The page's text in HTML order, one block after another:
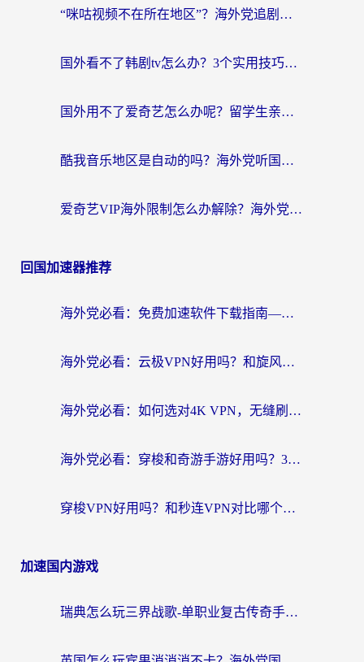
“咪咕视频不在所在地区”？海外党追剧看片、炒股的救星来了！
国外看不了韩剧tv怎么办？3个实用技巧解决海外追剧难题（附书旗小说&社保查询攻略）
国外用不了爱奇艺怎么办呢？留学生亲测有效的回国加速方案
酷我音乐地区是自动的吗？海外党听国内音乐看视频的真实解决方案
爱奇艺VIP海外限制怎么办解除？海外党追剧看片的终极解决方案
回国加速器推荐
海外党必看：免费加速软件下载指南——无缝访问国内资源的正确打开方式
海外党必看：云极VPN好用吗？和旋风VPN对比哪个回国效果更好？附真实体验+选择攻略
海外党必看：如何选对4K VPN，无缝刷国内剧听网易云？
海外党必看：穿梭和奇游手游好用吗？3步选对回国加速器，流畅看CCTV5海外直播
穿梭VPN好用吗？和秒连VPN对比哪个回国效果更好？海外党亲测实用指南
加速国内游戏
瑞典怎么玩三界战歌-单职业复古传奇手游？海外党国服游戏加速终极指南